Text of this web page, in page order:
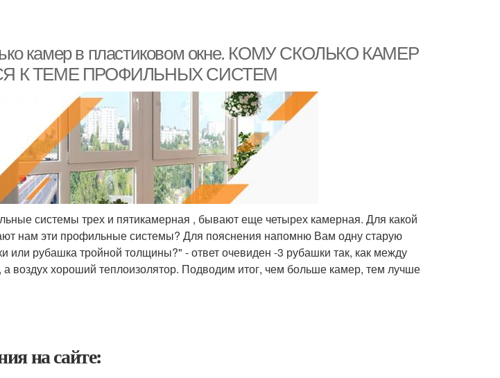
камер в пластиковом окне. КОМУ СКОЛЬКО КАМЕР
К ТЕМЕ ПРОФИЛЬНЫХ СИСТЕМ
системы трех и пятикамерная , бывают еще четырех камерная. Для какой
нам эти профильные системы? Для пояснения напомню Вам одну старую
или рубашка тройной толщины?" - ответ очевиден -3 рубашки так, как между
а воздух хороший теплоизолятор. Подводим итог, чем больше камер, тем лучше
на сайте: